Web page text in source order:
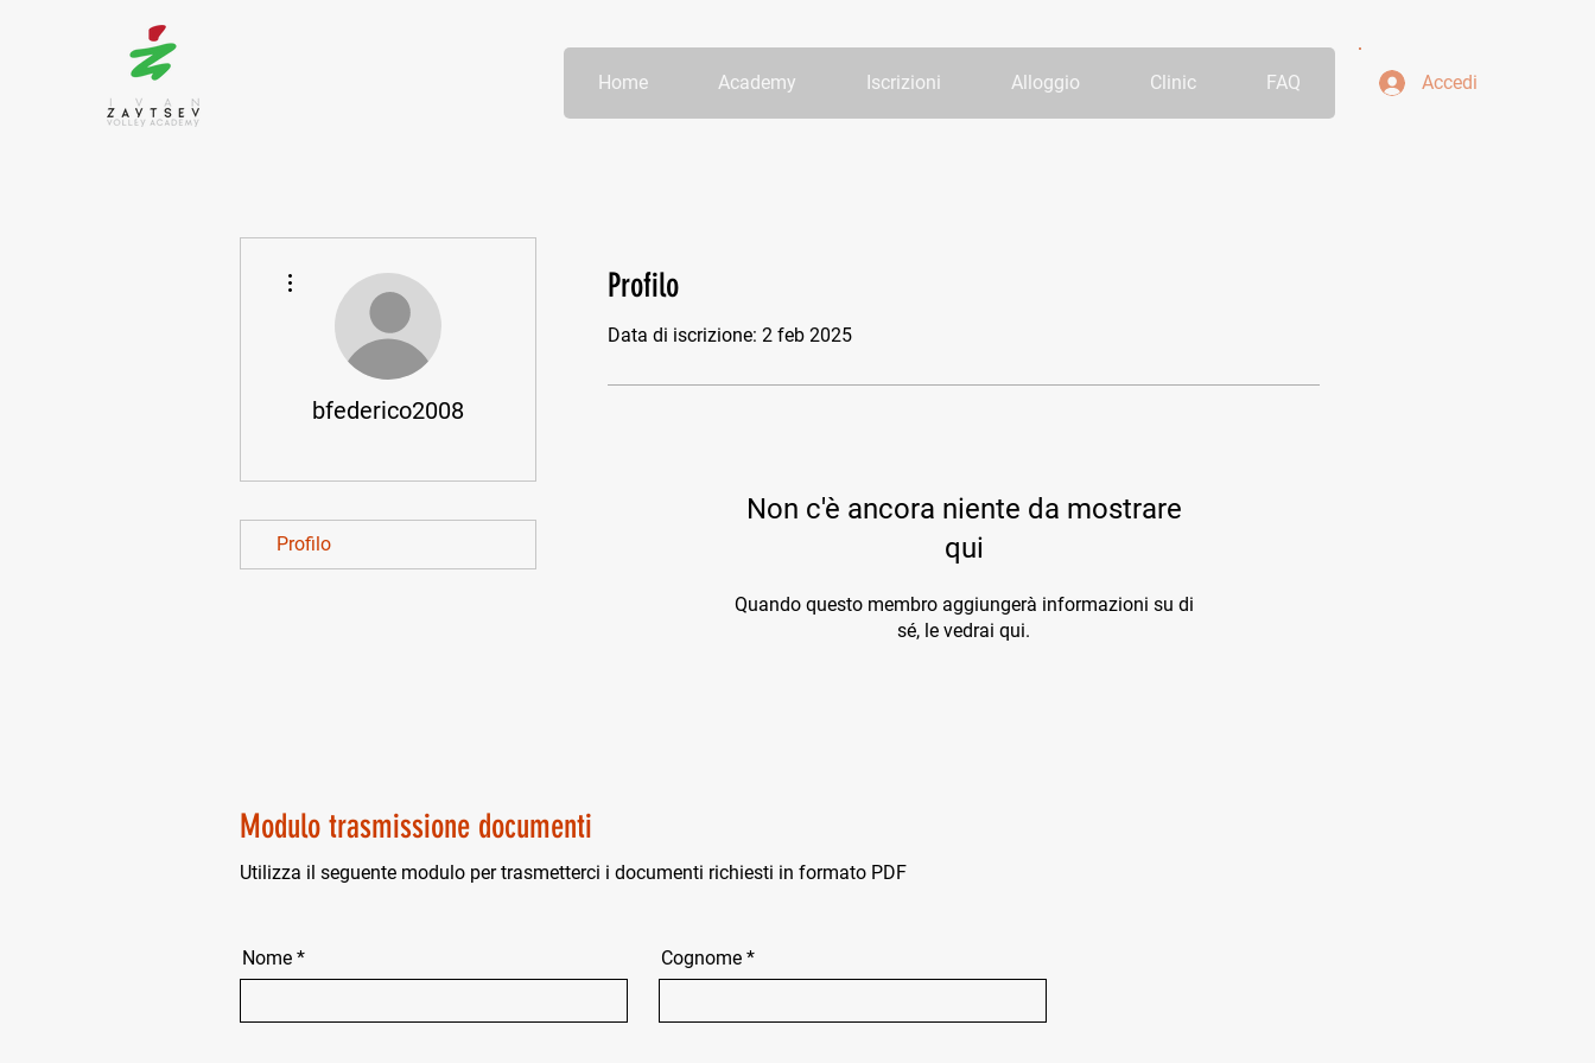
Home Academy Iscrizioni Alloggio Clinic FAQ Accedi
Profilo
Data di iscrizione: 2 feb 2025
Non c'è ancora niente da mostrare
qui
Quando questo membro aggiungerà informazioni su di
sé, le vedrai qui.
Modulo trasmissione documenti
Utilizza il seguente modulo per trasmetterci i documenti richiesti in formato PDF
Nome Cognome
bfederico2008
Profilo